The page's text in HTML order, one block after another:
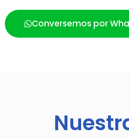
Conversemos por